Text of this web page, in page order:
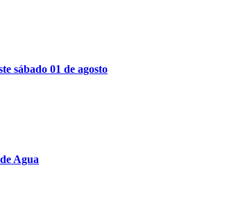
sábado 01 de agosto
Agua